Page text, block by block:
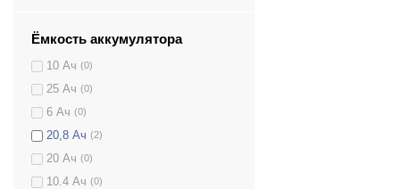
Ёмкость аккумулятора
10 Ач (0)
25 Ач (0)
6 Ач (0)
20,8 Ач (2)
20 Ач (0)
10.4 Ач (0)